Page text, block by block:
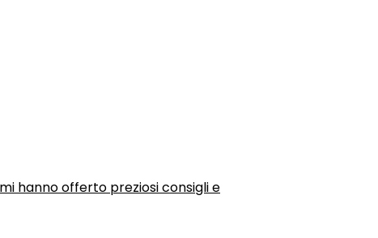
hanno offerto preziosi consigli e